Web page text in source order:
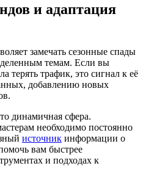
и адаптация
замечать сезонные спады
темам. Если вы
терять трафик, это сигнал к её
добавлению новых
динамичная сфера.
необходимо постоянно
источник информации о
вам быстрее
и подходах к